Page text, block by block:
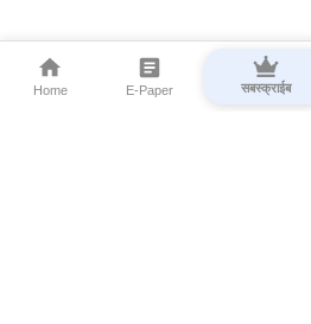
Home E-Paper सबस्क्राईब